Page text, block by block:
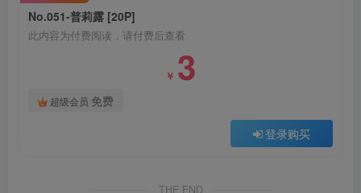
No.051-普莉露 [20P]
此内容为付费阅读，请付费后查看
￥ 3
超级会员 免费
登录购买
THE END